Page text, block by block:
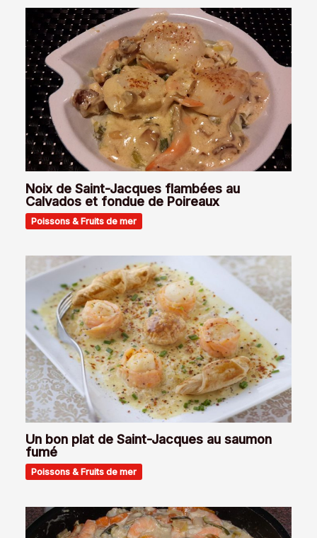
Noix de Saint-Jacques flambées au
Calvados et fondue de Poireaux
Poissons & Fruits de mer
Un bon plat de Saint-Jacques au saumon
fumé
Poissons & Fruits de mer